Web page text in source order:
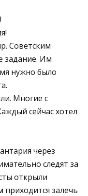
Советским
задание. Им
нужно было
Многие с
сейчас хотел
через
следят за
открыли
залечь